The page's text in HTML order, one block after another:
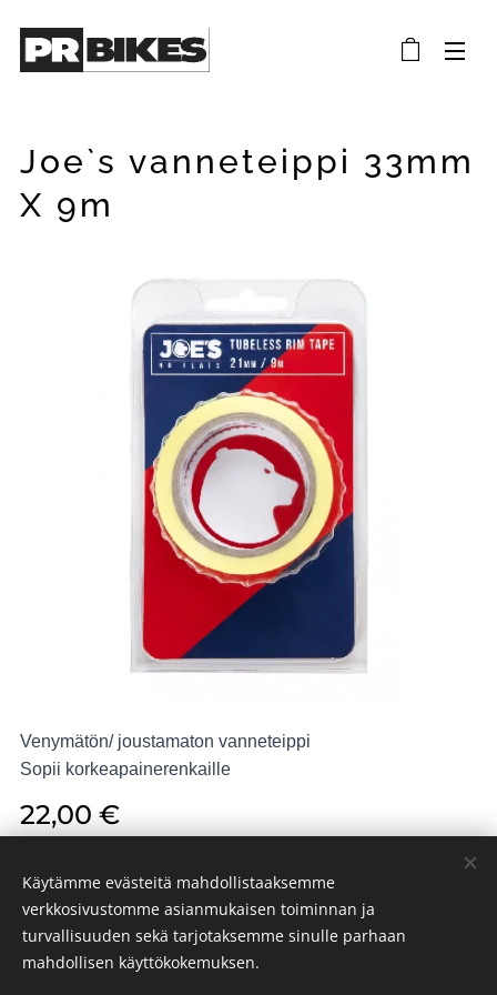
Joe`s vanneteippi 33mm
X 9m
Venymätön/ joustamaton vanneteippi
Sopii korkeapainerenkaille
22,00 €
PR BIKES 2024 Evästeet
Käytämme evästeitä mahdollistaaksemme
verkkosivustomme asianmukaisen toiminnan ja
turvallisuuden sekä tarjotaksemme sinulle parhaan
mahdollisen käyttökokemuksen.